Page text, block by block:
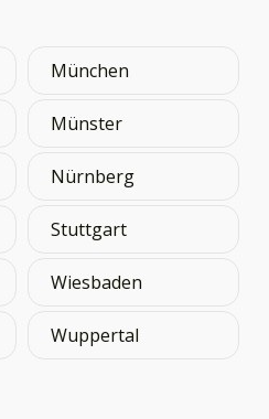
München
Münster
Nürnberg
Stuttgart
Wiesbaden
Wuppertal